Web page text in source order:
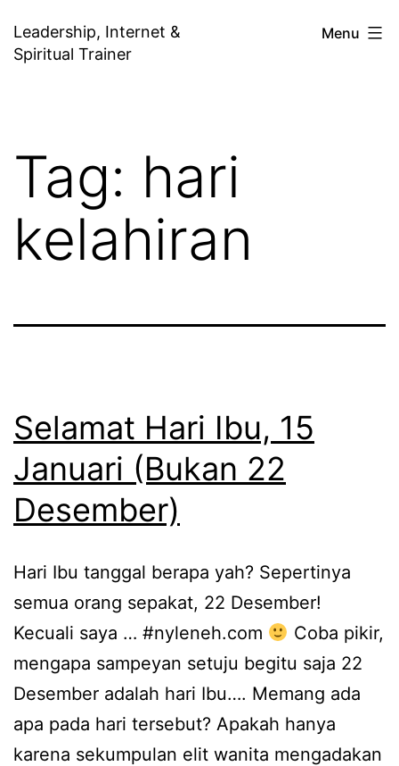
to
Leadership, Internet &
Spiritual Trainer
Menu
Tag: hari
kelahiran
Selamat Hari Ibu, 15
Januari (Bukan 22
Desember)
Hari Ibu tanggal berapa yah? Sepertinya
semua orang sepakat, 22 Desember!
Kecuali saya … #nyleneh.com
Coba pikir,
mengapa sampeyan setuju begitu saja 22
Desember adalah hari Ibu…. Memang ada
apa pada hari tersebut? Apakah hanya
karena sekumpulan elit wanita mengadakan